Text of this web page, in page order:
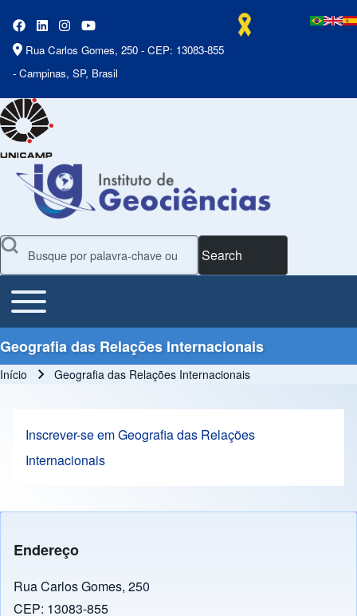
Rua Carlos Gomes, 250 - CEP: 13083-855
- Campinas, SP, Brasil
Search
Main Menu
Toggle main menu
Geografia das Relações Internacionais
Início Geografia das Relações Internacionais
Inscrever-se em Geografia das Relações
Internacionais
Endereço
Rua Carlos Gomes, 250
CEP: 13083-855